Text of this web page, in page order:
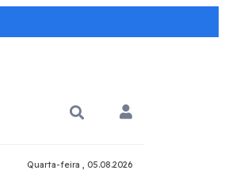
Quarta-feira , 05.08.2026